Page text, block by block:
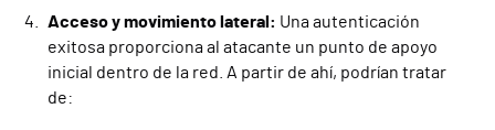
Acceso y movimiento lateral: Una autenticación
exitosa proporciona al atacante un punto de apoyo
inicial dentro de la red. A partir de ahí, podrían tratar
de: